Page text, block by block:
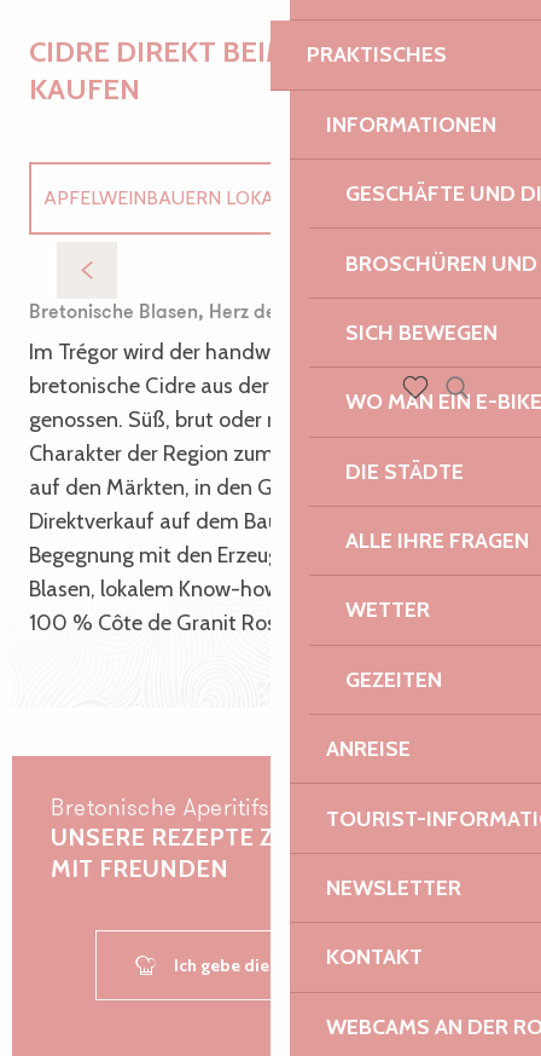
PRAKTISCHES
INFORMATIONEN
GESCHÄFTE UND
BROSCHÜREN
SICH BEWEGEN
WO MAN EIN E-
DIE STÄDTE
ALLE IHRE FRAGEN
WETTER
GEZEITEN
ANREISE
TOURIST-
NEWSLETTER
KONTAKT
WEBCAMS AN DER
Suche
CIDRE DIREKT BEIM ERZEUGER
KAUFEN
APFELWEINBAUERN LOKALE ERZEUGER
MÄRKTE
La Ferme de Keredern
Bretonische Blasen, Herz des Trégor
Im Trégor wird der handwerklich hergestellte
bretonische Cidre aus der Nähe der Obstgärten
genossen. Süß, brut oder rosé, er bringt den ganzen
Charakter der Region zum Ausdruck. Sie finden ihn
auf den Märkten, in den Gourmet-Hallen oder im
Direktverkauf auf dem Bauernhof. Eine schöne
Begegnung mit den Erzeugern, zwischen goldenen
Blasen, lokalem Know-how und Geschmäckern aus
100 % Côte de Granit Rose.
Bretonische Aperitifs
UNSERE REZEPTE ZUM GENIESSEN M
IT FREUNDEN
Ich gebe die Schürze weiter!